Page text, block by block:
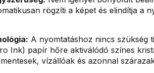
rögzíti a képet és elindítja a
A nyomtatáshoz nincs szükség
Ink) papír hőre aktiválódó színes
vízállóak és azonnal